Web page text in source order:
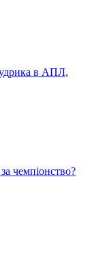
в АПЛ,
чемпіонство?